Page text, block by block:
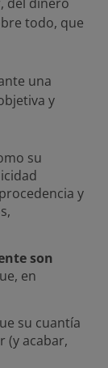
todo, que
una
y
su
y
son
en
su cuantía
(y acabar,